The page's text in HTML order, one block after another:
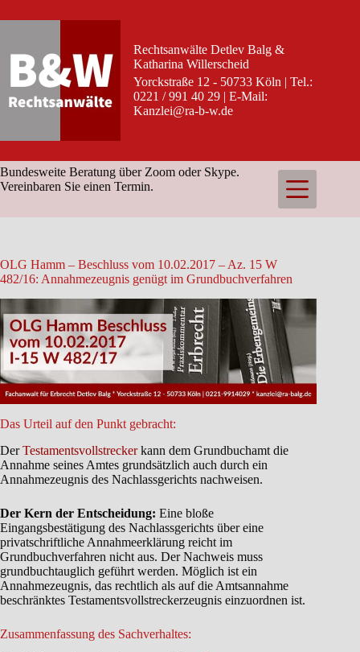
Inhalt
Rechtsanwälte Detlev Balg &
Katharina Willerscheid
Yorckstraße 12 - 50733 Köln | Tel.:
0221 / 991 40 29 | E-Mail:
Kanzlei@ra-b-w.de
Bundesweite Beratung über Zoom oder Skype.
Vereinbaren Sie einen Termin.
OLG Hamm – Beschluss vom 10.02.2017 – Az. 15 W
482/16: Annahmezeugnis genügt im Grundbuchverfahren
Das Urteil auf den Punkt gebracht:
DerTestamentsvollstreckerkann dem Grundbuchamt die
Annahme seines Amtes grundsätzlich auch durch ein
Annahmezeugnis des Nachlassgerichts nachweisen.
Der Kern der Entscheidung: Eine bloße
Eingangsbestätigung des Nachlassgerichts über eine
privatschriftliche Annahmeerklärung reicht im
Grundbuchverfahren nicht aus. Der Nachweis muss
grundbuchtauglich geführt werden. Möglich ist ein
Annahmezeugnis, das rechtlich als auf die Amtsannahme
beschränktes Testamentsvollstreckerzeugnis einzuordnen ist.
Zusammenfassung des Sachverhaltes: